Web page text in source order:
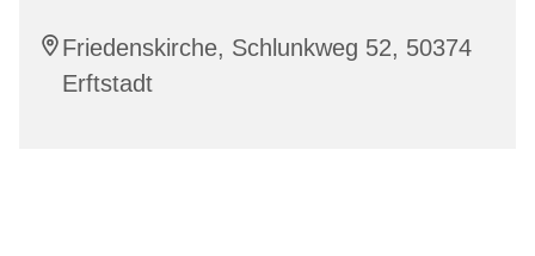
Friedenskirche, Schlunkweg 52, 50374
Erftstadt